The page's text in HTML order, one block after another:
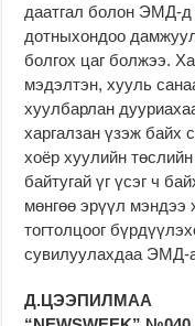
даатгал болон ЭМД-д
дотныхондоо
болгох цаг болжээ.
мэдэлтэн, хууль
хуулбарлан
харгалзан үзэж байх
хоёр хуулийн
байтугай үг үсэг ч
мөнгөө эрүүл мэндээ
тогтолцоог
сувилуулахдаа ЭМД-
Д.ЦЭЭПИЛМАА